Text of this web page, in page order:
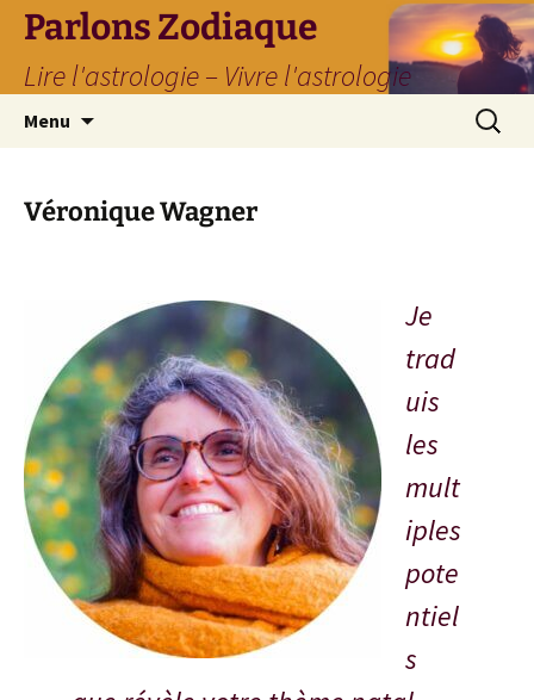
Parlons Zodiaque
Lire l'astrologie – Vivre l'astrologie
Menu
Véronique Wagner
Je
trad
uis
les
mult
iples
pote
ntiel
s